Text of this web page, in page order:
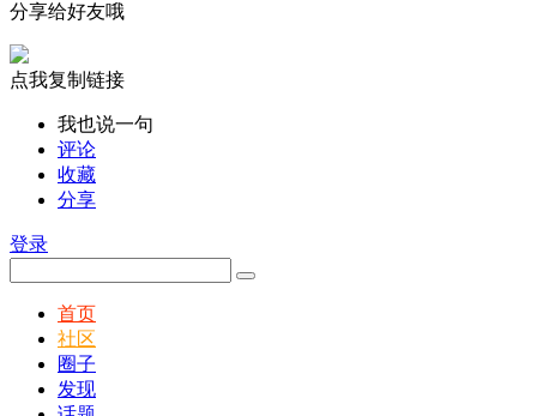
分享给好友哦
点我复制链接
我也说一句
评论
收藏
分享
登录
首页
社区
圈子
发现